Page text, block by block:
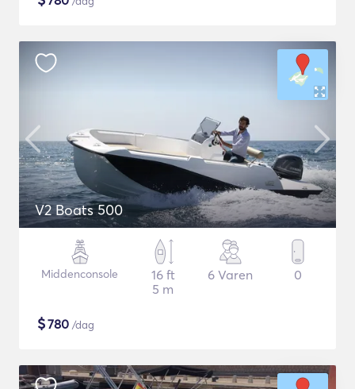
V2 Boats 500
Middenconsole
16 ft
5 m
6 Varen 0
$780 /dag